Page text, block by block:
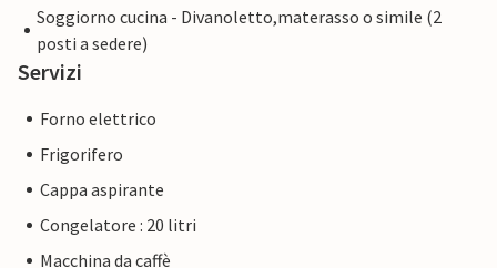
Soggiorno cucina - Divanoletto,materasso o simile (2
posti a sedere)
Servizi
Forno elettrico
Frigorifero
Cappa aspirante
Congelatore : 20 litri
Macchina da caffè